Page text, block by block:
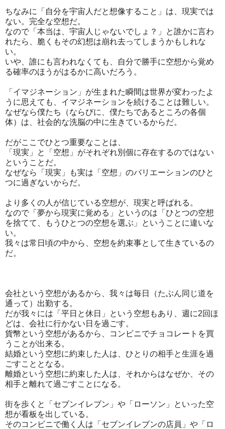
ちなみに「自分を宇宙人だと想像すること」は、現実では
ない。完全な空想だ。
なので「本当は、宇宙人じゃないでしょ？」と誰かに言わ
れたら、脆くもその幻想は崩れ去ってしまうかもしれな
い。
いや、誰にも言われなくても、自分で勝手に空想から覚め
る確率のほうがはるかに高いだろう。
「イマジネーション」が生まれた瞬間は世界が変わったよ
うに思えても、イマジネーションを続けることは難しい。
なぜなら僕たち（ならびに、僕たちであるところの各個
体）は、社会的な洗脳の中に生きているからだ。
だがここでひとつ重要なことは、
「現実」と「空想」がそれぞれ別個に存在するのではない
ということだ。
なぜなら「現実」も実は「空想」のバリエーションのひと
つに過ぎないからだ。
より多くの人が信じている空想が、現実と呼ばれる。
なので「夢から現実に覚める」というのは「ひとつの空想
を捨てて、もうひとつの空想を選ぶ」ということに違いな
い。
我々は常日頃の中から、空想を約束事として生きているの
だ。
会社という空想があるから、我々は毎日（たぶん同じ道を
通って）出勤する。
だが我々には「平日と休日」という空想もあり、週に2回ほ
どは、会社に行かない日を過ごす。
貨幣という空想があるから、コンビニでチョコレートを買
うことが出来る。
結婚という空想に約束した人は、ひとりの相手と生涯を過
ごすこととなる。
離婚という空想に約束した人は、それからはなぜか、その
相手と離れて過ごすことになる。
街を歩くと「セブンイレブン」や「ローソン」といった空
想が看板を出している。
そのコンビニで働く人は「セブンイレブンの店員」や「ロ